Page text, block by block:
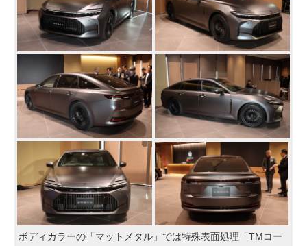
ボディカラーの「マットメタル」では特殊表面処理「TMコー